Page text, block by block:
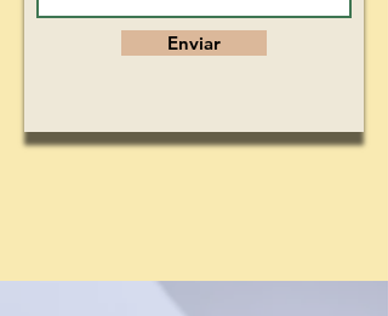
Enviar